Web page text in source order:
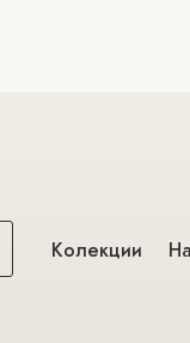
Колекции